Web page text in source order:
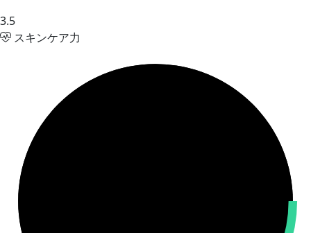
3.5
スキンケア力